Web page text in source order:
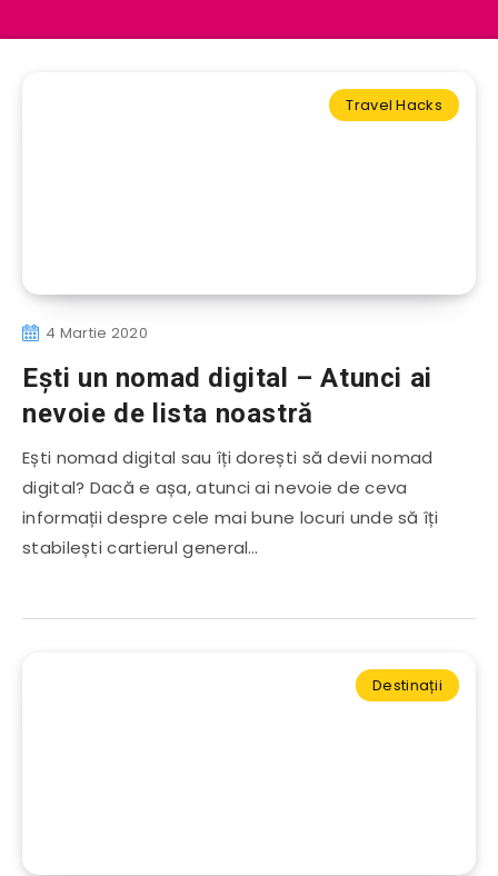
Travel Hacks
4 Martie 2020
Ești un nomad digital – Atunci ai
nevoie de lista noastră
Ești nomad digital sau îți dorești să devii nomad
digital? Dacă e așa, atunci ai nevoie de ceva
informații despre cele mai bune locuri unde să îți
stabilești cartierul general…
Destinații